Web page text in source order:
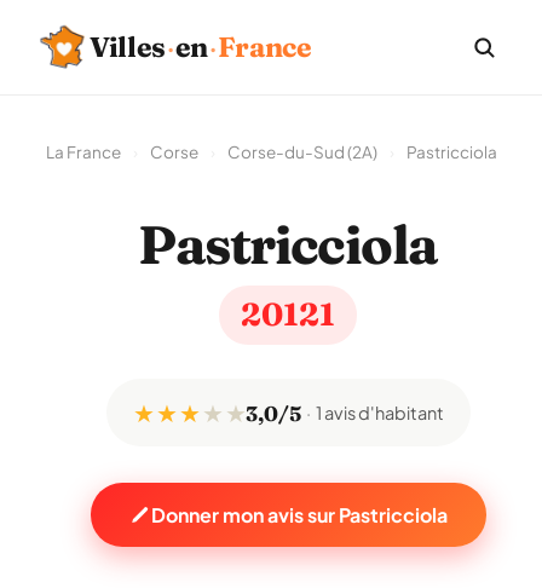
Villes·en·France
La France Corse Corse-du-Sud (2A) Pastricciola
Pastricciola
20121
★ ★ ★★ ★3,0/5 1 avis d'habitant
Donner mon avis sur Pastricciola